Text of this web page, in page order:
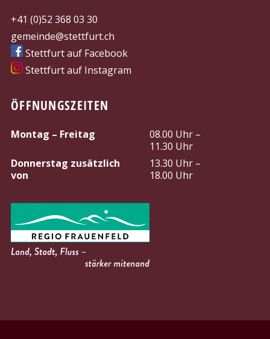
+41 (0)52 368 03 30
gemeinde@stettfurt.ch
Stettfurt auf Facebook
Stettfurt auf Instagram
ÖFFNUNGSZEITEN
Montag – Freitag
08.00 Uhr –
11.30 Uhr
Donnerstag zusätzlich
von
13.30 Uhr –
18.00 Uhr